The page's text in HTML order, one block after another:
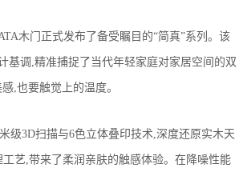
木门正式发布了备受瞩目的“简真”系列。该
基调,精准捕捉了当代年轻家庭对家居空间的双
,也要触觉上的温度。
级3D扫描与6色立体叠印技术,深度还原实木天
艺,带来了柔润亲肤的触感体验。在降噪性能